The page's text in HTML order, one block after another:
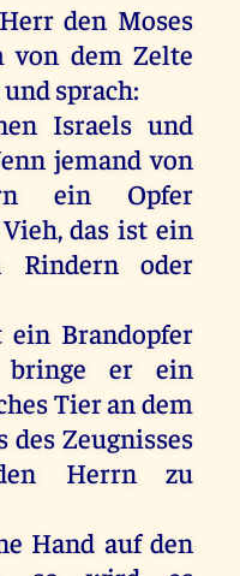
den Moses
von dem Zelte
sprach:
Israels und
jemand von
ein Opfer
das ist ein
Rindern oder
ein Brandopfer
bringe er ein
Tier an dem
des Zeugnisses
Herrn zu
Hand auf den